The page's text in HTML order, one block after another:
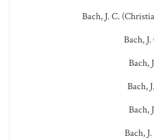
Bach, J. C.
Bach,
Bach,
Bach,
Bach,
Bach, J.